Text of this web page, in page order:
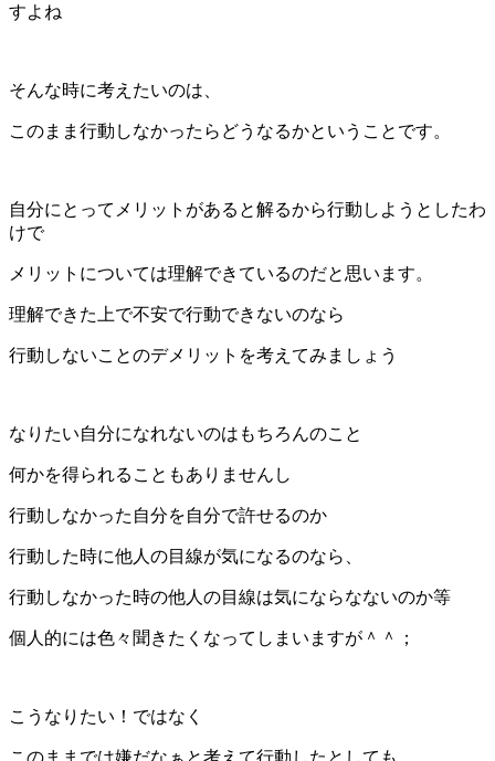
すよね
そんな時に考えたいのは、
このまま行動しなかったらどうなるかということです。
自分にとってメリットがあると解るから行動しようとしたわ
けで
メリットについては理解できているのだと思います。
理解できた上で不安で行動できないのなら
行動しないことのデメリットを考えてみましょう
なりたい自分になれないのはもちろんのこと
何かを得られることもありませんし
行動しなかった自分を自分で許せるのか
行動した時に他人の目線が気になるのなら、
行動しなかった時の他人の目線は気にならなないのか等
個人的には色々聞きたくなってしまいますが＾＾；
こうなりたい！ではなく